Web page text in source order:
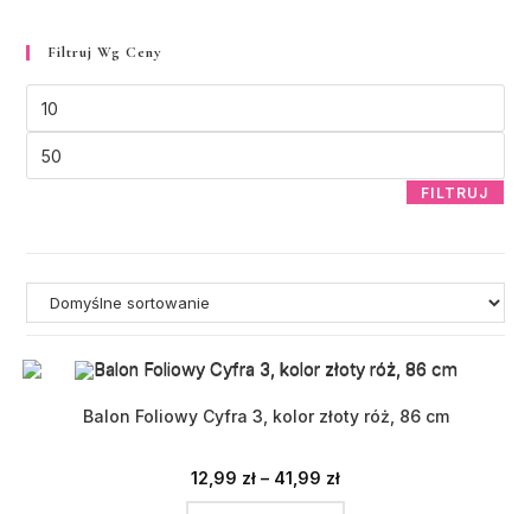
Balon Foliowy Cyfra 3, kolor złoty róż, 86 cm
12,99 zł – 41,99 zł
Filtruj Wg Ceny
FILTRUJ